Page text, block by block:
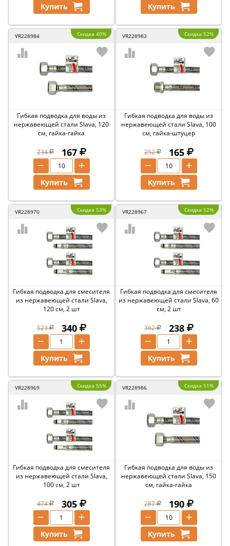
Купить Купить
VR228984 Скидка 40%
Гибкая подводка для воды из
нержавеющей стали Slava, 120
см, гайка-гайка
234 167
+
−
Купить
VR228983 Скидка 52%
Гибкая подводка для воды из
нержавеющей стали Slava, 100
см, гайка-штуцер
252 165
+
−
Купить
VR228970 Скидка 53%
Гибкая подводка для смесителя
из нержавеющей стали Slava,
120 см, 2 шт
523 340
+
−
Купить
VR228967 Скидка 52%
Гибкая подводка для смесителя
из нержавеющей стали Slava, 60
см, 2 шт
362 238
+
−
Купить
VR228969 Скидка 55%
Гибкая подводка для смесителя
из нержавеющей стали Slava,
100 см, 2 шт
474 305
+
−
Купить
VR228986 Скидка 51%
Гибкая подводка для воды из
нержавеющей стали Slava, 150
см, гайка-гайка
287 190
+
−
Купить